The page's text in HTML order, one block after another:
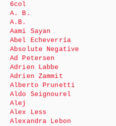
6col
A. B.
A.B.
Aami Sayan
Abel Echeverría
Absolute Negative
Ad Petersen
Adrien Labbe
Adrien Zammit
Alberto Prunetti
Aldo Seignourel
Alej
Alex Less
Alexandra Lebon